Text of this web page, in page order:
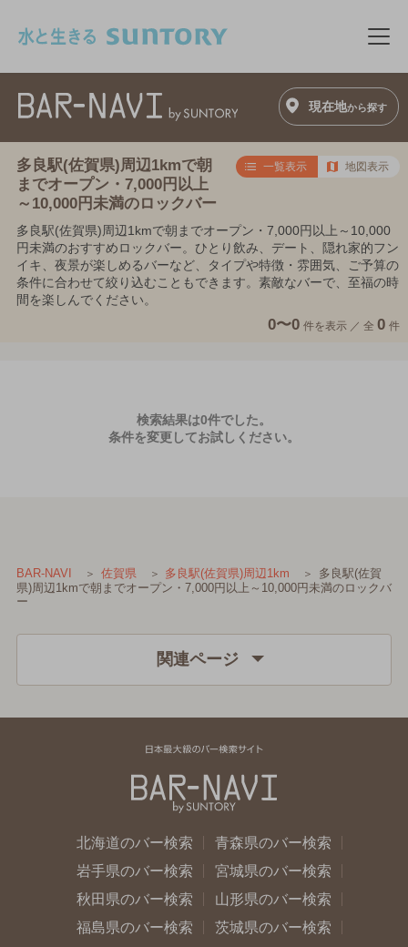
メ
現在地から探す
多良駅(佐賀県)周辺1kmで朝
までオープン・7,000円以上
～10,000円未満のロックバー
一覧表示 地図表示
多良駅(佐賀県)周辺1kmで朝までオープン・7,000円以上～10,000
円未満のおすすめロックバー。ひとり飲み、デート、隠れ家的フン
イキ、夜景が楽しめるバーなど、タイプや特徴・雰囲気、ご予算の
条件に合わせて絞り込むこともできます。素敵なバーで、至福の時
間を楽しんでください。
0〜0 件を表示 ／ 全 0 件
検索結果は0件でした。
条件を変更してお試しください。
BAR-NAVI 佐賀県 多良駅(佐賀県)周辺1km
多良駅(佐賀
県)周辺1kmで朝までオープン・7,000円以上～10,000円未満のロックバ
ー
関連ページ
北海道のバー検索
青森県のバー検索
岩手県のバー検索
宮城県のバー検索
秋田県のバー検索
山形県のバー検索
福島県のバー検索
茨城県のバー検索